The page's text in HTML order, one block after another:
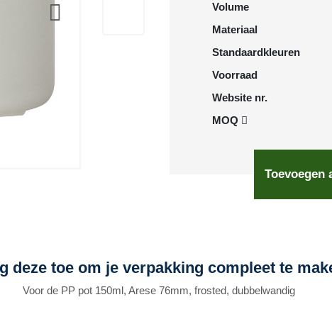
Volume
Materiaal
Standaardkleuren
Voorraad
Website nr.
MOQ
Toevoegen
deze toe om je verpakking compleet te
Voor de PP pot 150ml, Arese 76mm, frosted, dubbelwandig